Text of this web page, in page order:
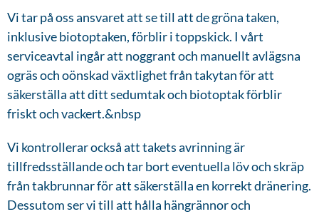
Vi tar på oss ansvaret att se till att de gröna taken,
inklusive biotoptaken, förblir i toppskick. I vårt
serviceavtal ingår att noggrant och manuellt avlägsna
ogräs och oönskad växtlighet från takytan för att
säkerställa att ditt sedumtak och biotoptak förblir
friskt och vackert.&nbsp
Vi kontrollerar också att takets avrinning är
tillfredsställande och tar bort eventuella löv och skräp
från takbrunnar för att säkerställa en korrekt dränering.
Dessutom ser vi till att hålla hängrännor och